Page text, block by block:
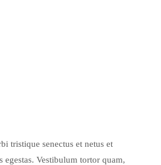
tristique senectus et netus et
egestas. Vestibulum tortor quam,